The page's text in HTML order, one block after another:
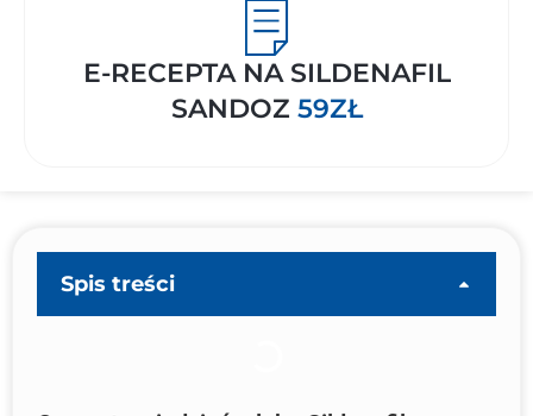
E-RECEPTA NA SILDENAFIL
SANDOZ 59ZŁ
Spis treści